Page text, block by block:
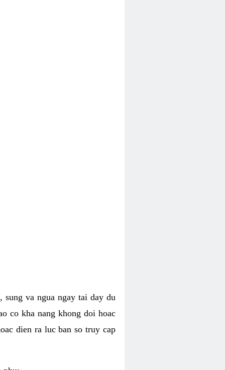
va ngua ngay tai day du
co kha nang khong doi hoac
dien ra luc ban so truy cap